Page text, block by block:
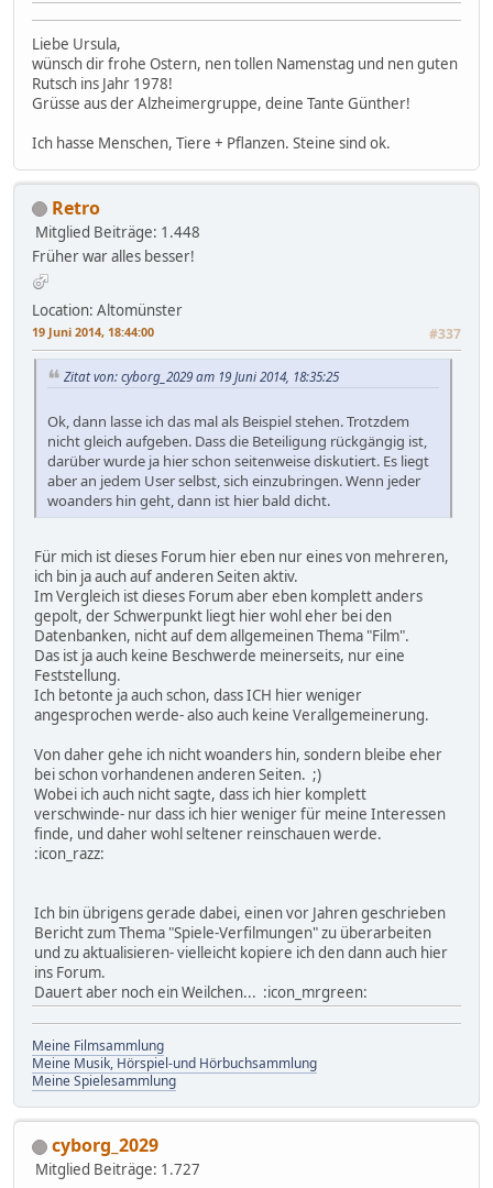
Liebe Ursula,
wünsch dir frohe Ostern, nen tollen Namenstag und nen guten
Rutsch ins Jahr 1978!
Grüsse aus der Alzheimergruppe, deine Tante Günther!
Ich hasse Menschen, Tiere + Pflanzen. Steine sind ok.
Retro
Mitglied Beiträge: 1.448
Früher war alles besser!
Location: Altomünster
19 Juni 2014, 18:44:00 #337
Zitat von: cyborg_2029 am 19 Juni 2014, 18:35:25
Ok, dann lasse ich das mal als Beispiel stehen. Trotzdem
nicht gleich aufgeben. Dass die Beteiligung rückgängig ist,
darüber wurde ja hier schon seitenweise diskutiert. Es liegt
aber an jedem User selbst, sich einzubringen. Wenn jeder
woanders hin geht, dann ist hier bald dicht.
Für mich ist dieses Forum hier eben nur eines von mehreren,
ich bin ja auch auf anderen Seiten aktiv.
Im Vergleich ist dieses Forum aber eben komplett anders
gepolt, der Schwerpunkt liegt hier wohl eher bei den
Datenbanken, nicht auf dem allgemeinen Thema "Film".
Das ist ja auch keine Beschwerde meinerseits, nur eine
Feststellung.
Ich betonte ja auch schon, dass ICH hier weniger
angesprochen werde- also auch keine Verallgemeinerung.
Von daher gehe ich nicht woanders hin, sondern bleibe eher
bei schon vorhandenen anderen Seiten. ;)
Wobei ich auch nicht sagte, dass ich hier komplett
verschwinde- nur dass ich hier weniger für meine Interessen
finde, und daher wohl seltener reinschauen werde.
:icon_razz:
Ich bin übrigens gerade dabei, einen vor Jahren geschrieben
Bericht zum Thema "Spiele-Verfilmungen" zu überarbeiten
und zu aktualisieren- vielleicht kopiere ich den dann auch hier
ins Forum.
Dauert aber noch ein Weilchen... :icon_mrgreen:
Meine Filmsammlung
Meine Musik, Hörspiel-und Hörbuchsammlung
Meine Spielesammlung
cyborg_2029
Mitglied Beiträge: 1.727